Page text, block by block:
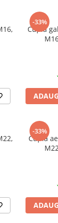
-33%
Cupla
-33%
Cupla